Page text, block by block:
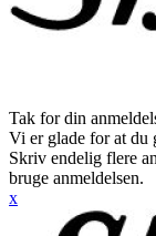
Tak for din
Vi er glade for at du
Skriv endelig flere
bruge anmeldelsen.
x